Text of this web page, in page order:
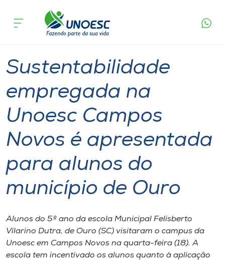
Cursos
Atendimento ao Estudante
Portal de Ensino
A
Unoesc
Internacionalização
I.nova
acontece
município de Ouro
Sustentabilidade
empregada na
Unoesc Campos
Novos é apresentada
para alunos do
município de Ouro
Alunos do 5º ano da escola Municipal Felisberto
Vilarino Dutra, de Ouro (SC) visitaram o campus da
Unoesc em Campos Novos na quarta-feira (18). A
escola tem incentivado os alunos quanto à aplicação